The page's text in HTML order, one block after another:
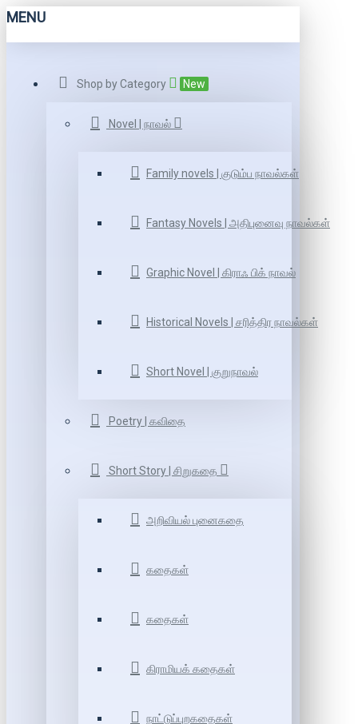
MENU
Shop by Category New
Novel | நாவல்
Family novels | குடும்ப நாவல்கள்
Fantasy Novels | அதிபுனைவு நாவல்கள்
Graphic Novel | கிராஃ பிக் நாவல்
Historical Novels | சரித்திர நாவல்கள்
Short Novel | குறுநாவல்
Poetry | கவிதை
Short Story | சிறுகதை
அறிவியல் புனைகதை
கதைகள்
கதைகள்
கிராமியக் கதைகள்
நாட்டுப்புறகதைகள்